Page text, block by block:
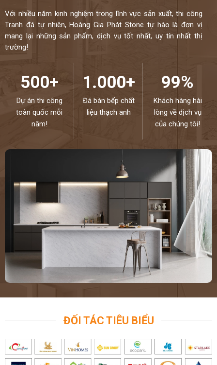
Với nhiều năm kinh nghiệm trong lĩnh vực sản xuất, thi công
Tranh đá tự nhiên, Hoàng Gia Phát Stone tự hào là đơn vị
mang lại những sản phẩm, dịch vụ tốt nhất, uy tín nhất thị
trường!
500+
Dự án thi công
toàn quốc mỗi
năm!
1.000+
Đá bàn bếp chất
liệu thạch anh
99%
Khách hàng hài
lòng về dịch vụ
của chúng tôi!
ĐỐI TÁC TIÊU BIỂU